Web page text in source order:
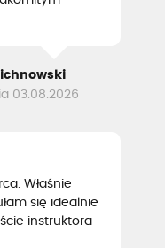
03.08.2026
Właśnie
się idealnie
instruktora